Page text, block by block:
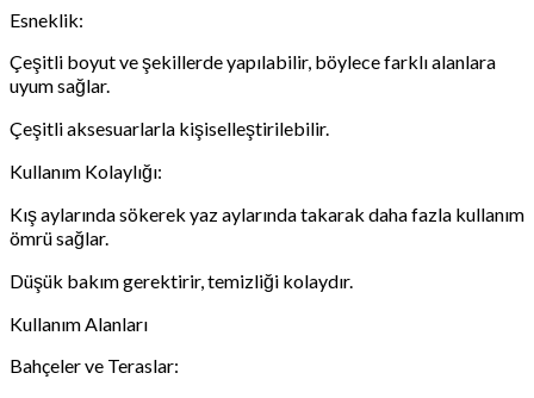
Esneklik:
Çeşitli boyut ve şekillerde yapılabilir, böylece farklı alanlara
uyum sağlar.
Çeşitli aksesuarlarla kişiselleştirilebilir.
Kullanım Kolaylığı:
Kış aylarında sökerek yaz aylarında takarak daha fazla kullanım
ömrü sağlar.
Düşük bakım gerektirir, temizliği kolaydır.
Kullanım Alanları
Bahçeler ve Teraslar: